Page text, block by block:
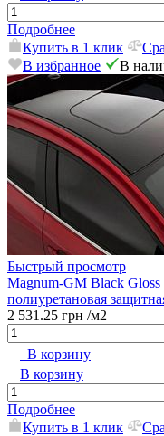
Подробнее
Купить в 1 клик
В избранное
В
Быстрый просмотр
Magnum-GM Black
полиуретановая
2 531.25 грн /м2
В корзину
В корзину
Подробнее
Купить в 1 клик